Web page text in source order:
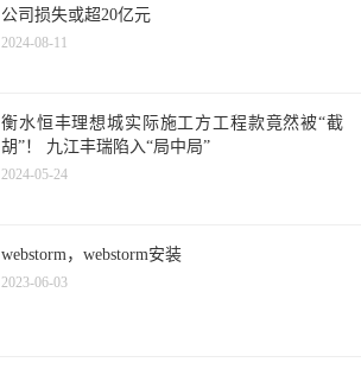
公司损失或超20亿元
2024-08-11
衡水恒丰理想城实际施工方工程款竟然被“截
胡”！ 九江丰瑞陷入“局中局”
2024-05-24
webstorm，webstorm安装
2023-06-03